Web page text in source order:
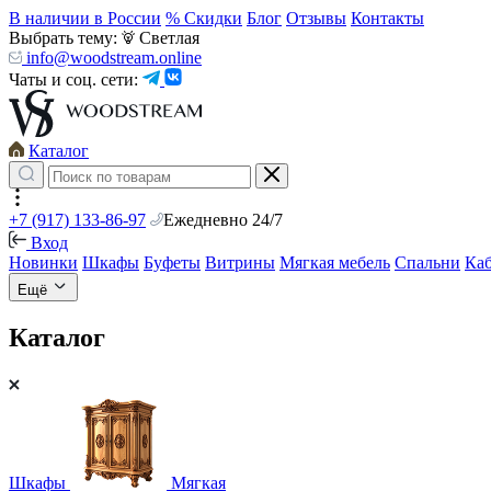
В наличии в России % Скидки Блог Отзывы Контакты
Выбрать тему:
Светлая
info@woodstream.online
Чаты и соц. сети:
Каталог
+7 (917) 133-86-97
Ежедневно 24/7
Вход
Новинки Шкафы Буфеты Витрины Мягкая мебель Спальни
Ещё
Каталог
Шкафы Мягкая